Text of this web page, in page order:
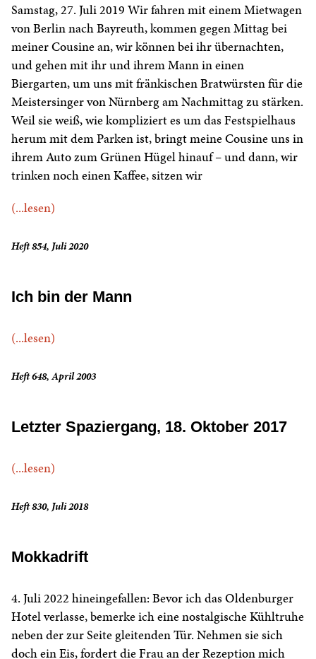
Samstag, 27. Juli 2019 Wir fahren mit einem Mietwagen
von Berlin nach Bayreuth, kommen gegen Mittag bei
meiner Cousine an, wir können bei ihr übernachten,
und gehen mit ihr und ihrem Mann in einen
Biergarten, um uns mit fränkischen Bratwürsten für die
Meistersinger von Nürnberg am Nachmittag zu stärken.
Weil sie weiß, wie kompliziert es um das Festspielhaus
herum mit dem Parken ist, bringt meine Cousine uns in
ihrem Auto zum Grünen Hügel hinauf – und dann, wir
trinken noch einen Kaffee, sitzen wir
(...lesen)
Heft 854, Juli 2020
Ich bin der Mann
(...lesen)
Heft 648, April 2003
Letzter Spaziergang, 18. Oktober 2017
(...lesen)
Heft 830, Juli 2018
Mokkadrift
4. Juli 2022 hineingefallen: Bevor ich das Oldenburger
Hotel verlasse, bemerke ich eine nostalgische Kühltruhe
neben der zur Seite gleitenden Tür. Nehmen sie sich
doch ein Eis, fordert die Frau an der Rezeption mich